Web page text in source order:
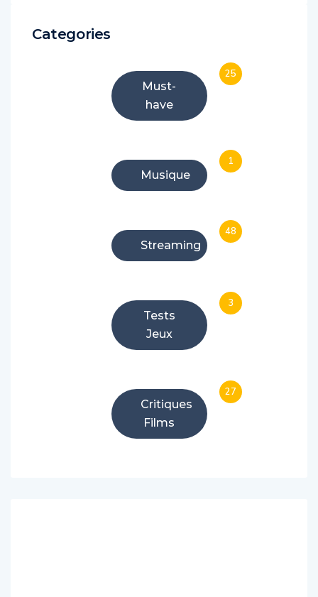
Categories
Must-
have
25
Musique
1
Streaming
48
Tests
Jeux
3
Critiques
Films
27